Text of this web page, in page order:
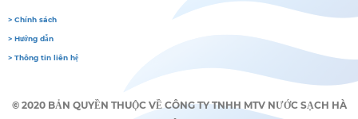
> Chính sách
> Hướng dẫn
> Thông tin liên hệ
© 2020 BẢN QUYỀN THUỘC VỀ CÔNG TY TNHH MTV NƯỚC SẠCH HÀ